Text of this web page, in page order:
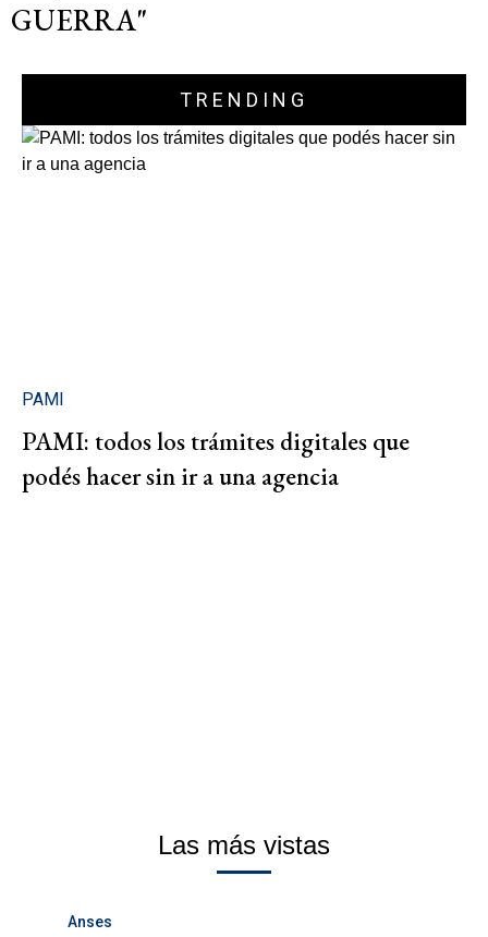
GUERRA"
TRENDING
PAMI
PAMI: todos los trámites digitales que
podés hacer sin ir a una agencia
Las más vistas
Anses